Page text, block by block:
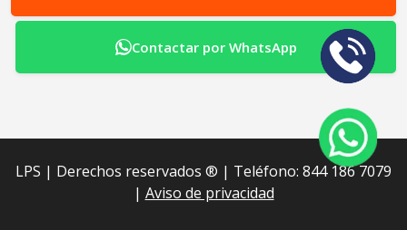
Contactar por WhatsApp
LPS | Derechos reservados ®︎ | Teléfono: 844 186 7079
| Aviso de privacidad